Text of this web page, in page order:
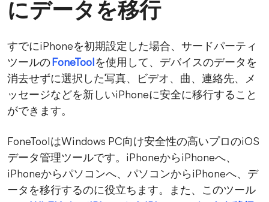
にデータを移行
すでにiPhoneを初期設定した場合、サードパーティ
ツールの FoneTool を使用して、デバイスのデータを
消去せずに選択した写真、ビデオ、曲、連絡先、メ
ッセージなどを新しいiPhoneに安全に移行すること
ができます。
FoneToolはWindows PC向け安全性の高いプロのiOS
データ管理ツールです。iPhoneからiPhoneへ、
iPhoneからパソコンへ、パソコンからiPhoneへ、デ
ータを移行するのに役立ちます。また、このツール